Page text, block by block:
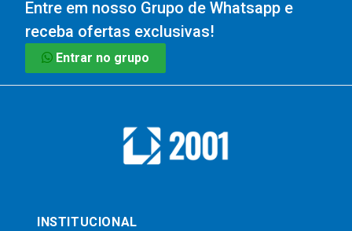
Entre em nosso Grupo de Whatsapp e
receba ofertas exclusivas!
Entrar no grupo
INSTITUCIONAL